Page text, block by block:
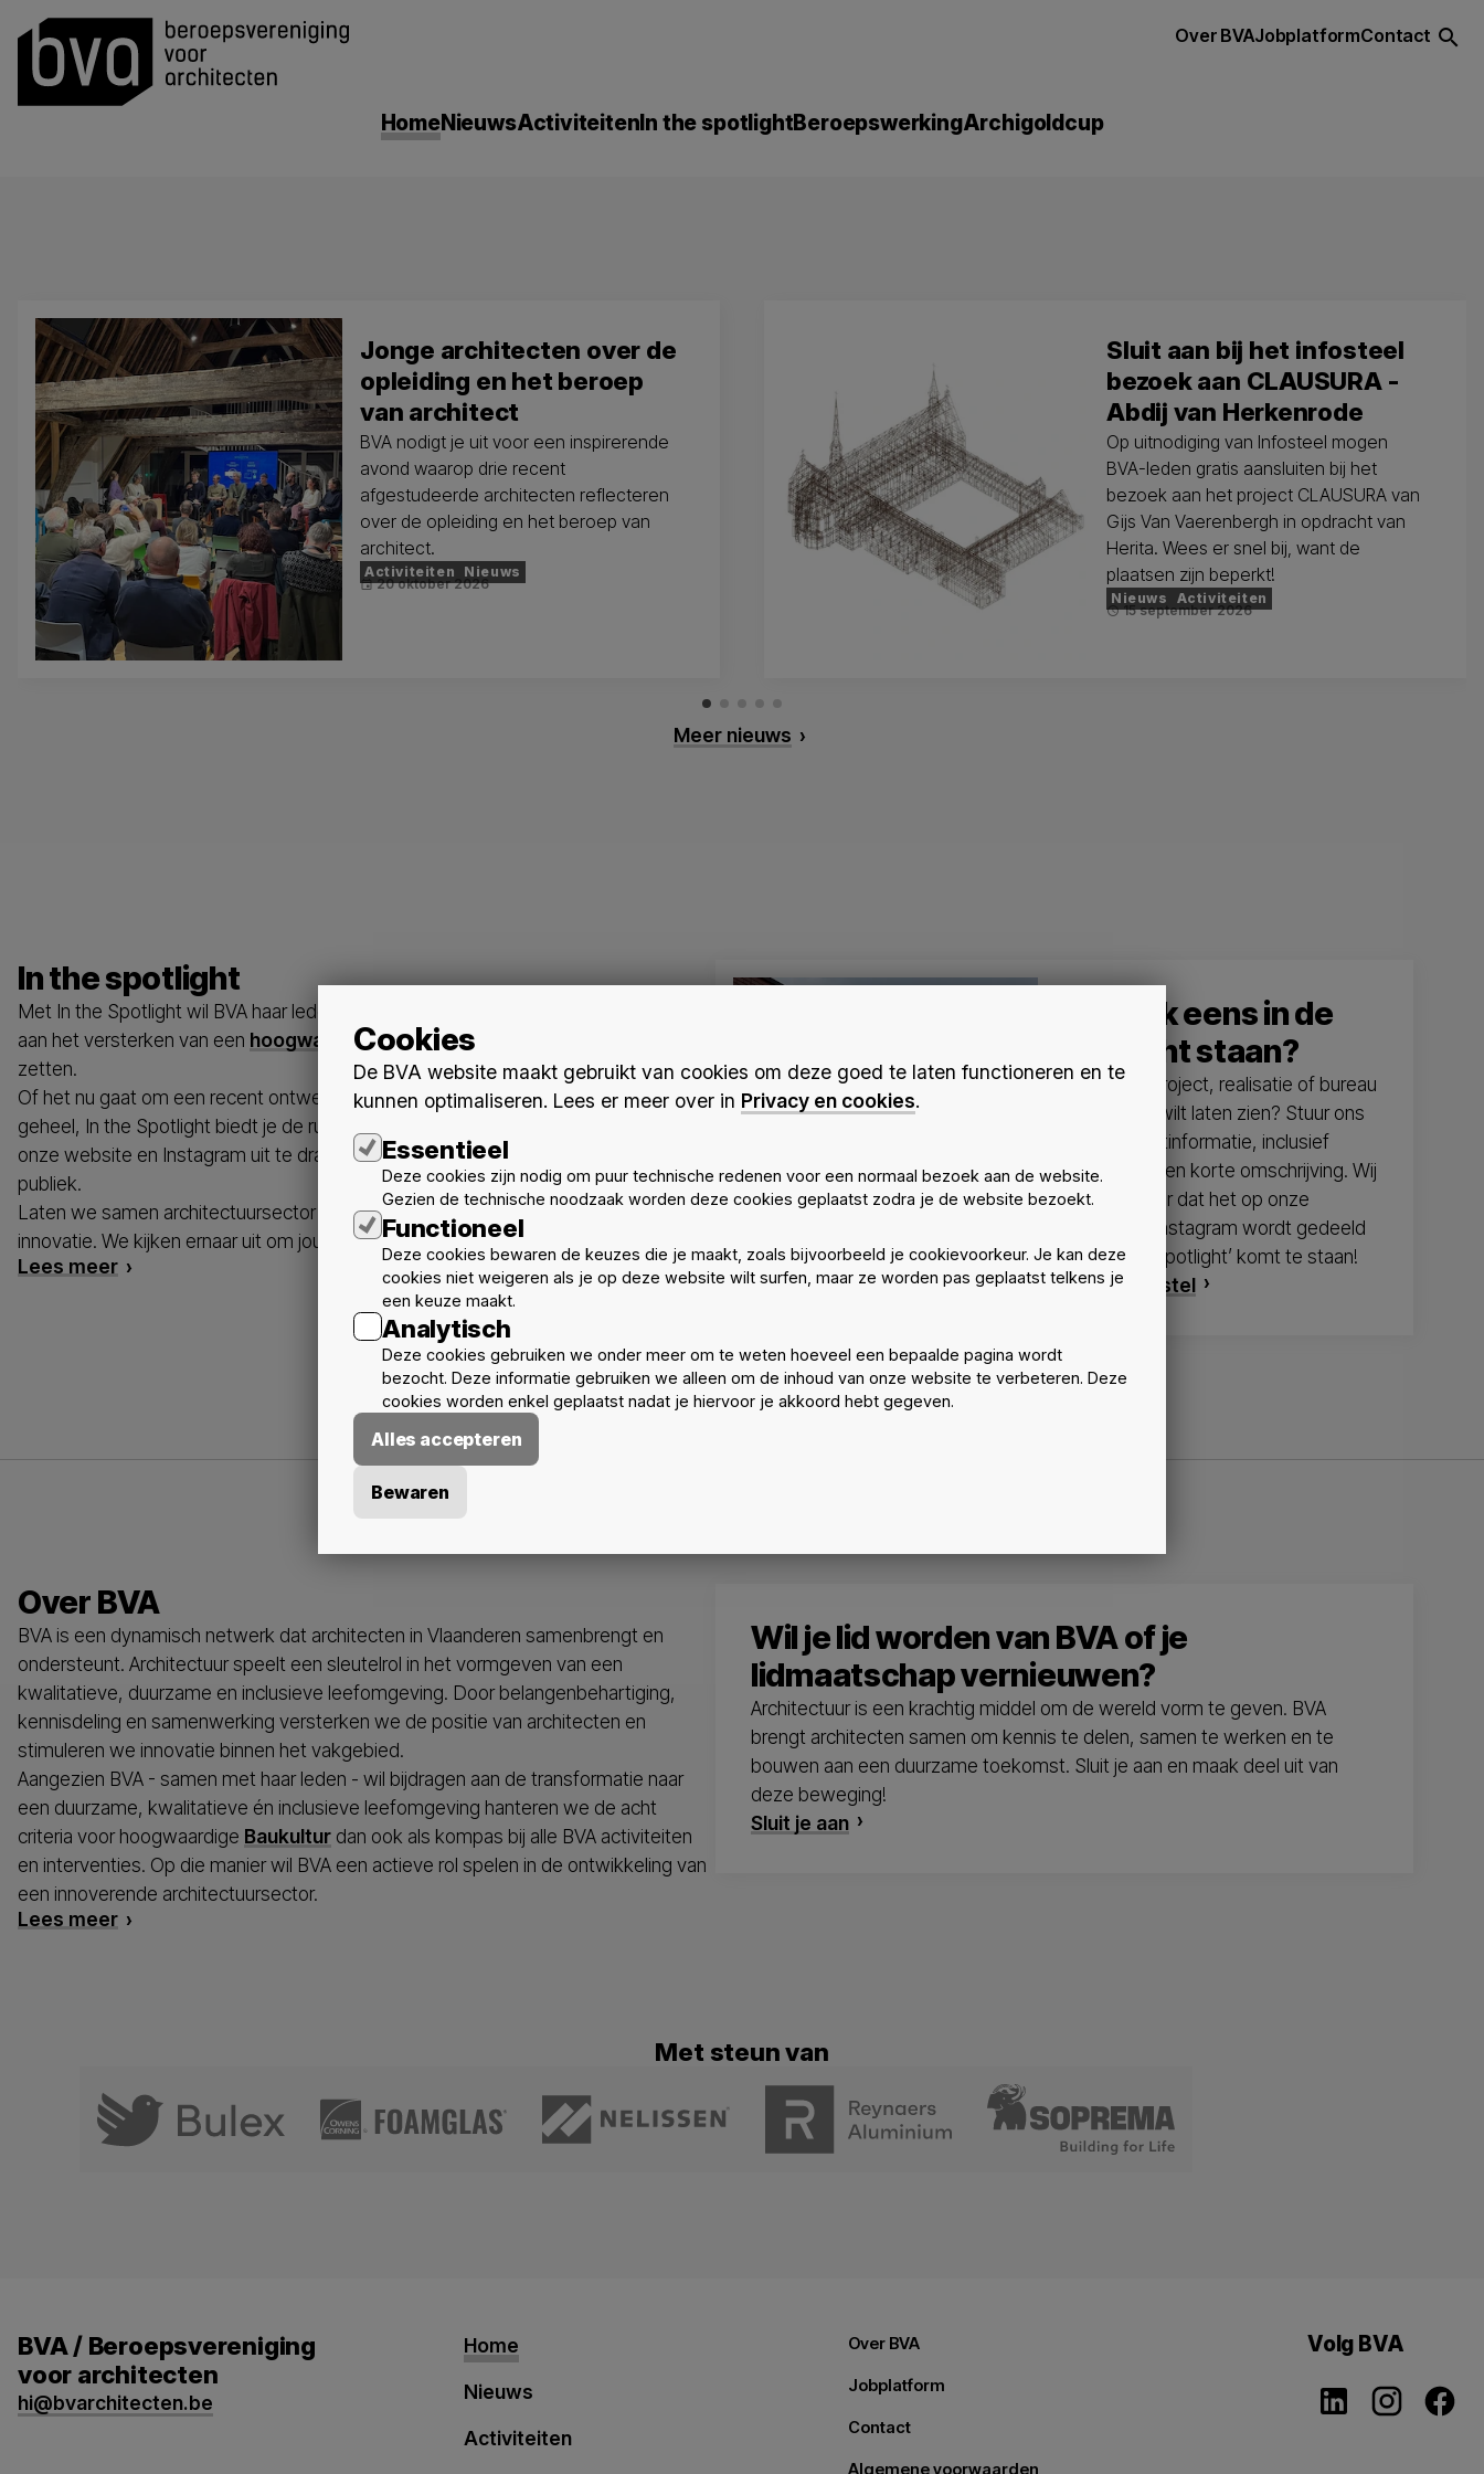
Cookies
De BVA website maakt gebruikt van cookies om deze goed te laten functioneren en te
kunnen optimaliseren. Lees er meer over in Privacy en cookies.
Essentieel
Deze cookies zijn nodig om puur technische redenen voor een normaal bezoek aan de website.
Gezien de technische noodzaak worden deze cookies geplaatst zodra je de website bezoekt.
Functioneel
Deze cookies bewaren de keuzes die je maakt, zoals bijvoorbeeld je cookievoorkeur. Je kan deze
cookies niet weigeren als je op deze website wilt surfen, maar ze worden pas geplaatst telkens je
een keuze maakt.
Analytisch
Deze cookies gebruiken we onder meer om te weten hoeveel een bepaalde pagina wordt
bezocht. Deze informatie gebruiken we alleen om de inhoud van onze website te verbeteren. Deze
cookies worden enkel geplaatst nadat je hiervoor je akkoord hebt gegeven.
Alles accepteren
Bewaren
Over BVAJobplatformContact search
HomeNieuwsActiviteitenIn the spotlightBeroepswerkingArchigoldcup
Jonge architecten over de
opleiding en het beroep
van architect
BVA nodigt je uit voor een inspirerende
avond waarop drie recent
afgestudeerde architecten reflecteren
over de opleiding en het beroep van
architect.
Activiteiten Nieuws
event20 oktober 2026
Sluit aan bij het infosteel
bezoek aan CLAUSURA -
Abdij van Herkenrode
Op uitnodiging van Infosteel mogen
BVA-leden gratis aansluiten bij het
bezoek aan het project CLAUSURA van
Gijs Van Vaerenbergh in opdracht van
Herita. Wees er snel bij, want de
plaatsen zijn beperkt!
Nieuws Activiteiten
schedule15 september 2026
Meer nieuws
In the spotlight
Met In the Spotlight wil BVA haar leden de kans geven om hun werk dat bijdraagt
aan het versterken van een hoogwaardige Baukultur
zetten.
Of het nu gaat om een recent ontwerp, een bijzondere realisatie of je bureau in zijn
geheel, In the Spotlight biedt je de ruimte om jouw werk te presenteren en het via
onze website en Instagram uit te dragen naar zowel vakgenoten als een breder
publiek.
Laten we samen architectuursector versterken met kwaliteit, duurzaamheid en
innovatie. We kijken ernaar uit om jouw werk te ontdekken en te delen!
Lees meer
Zelf ook eens in de
spotlight staan?
Heb je een project, realisatie of bureau
dat je graag wilt laten zien? Stuur ons
dan je projectinformatie, inclusief
beelden en een korte omschrijving. Wij
zorgen ervoor dat het op onze
website en Instagram wordt gedeeld
en zo ‘in de spotlight’ komt te staan!
Doe je voorstel
Over BVA
BVA is een dynamisch netwerk dat architecten in Vlaanderen samenbrengt en
ondersteunt. Architectuur speelt een sleutelrol in het vormgeven van een
kwalitatieve, duurzame en inclusieve leefomgeving. Door belangenbehartiging,
kennisdeling en samenwerking versterken we de positie van architecten en
stimuleren we innovatie binnen het vakgebied.
Aangezien BVA - samen met haar leden - wil bijdragen aan de transformatie naar
een duurzame, kwalitatieve én inclusieve leefomgeving hanteren we de acht
criteria voor hoogwaardige Baukultur dan ook als kompas bij alle BVA activiteiten
en interventies. Op die manier wil BVA een actieve rol spelen in de ontwikkeling van
een innoverende architectuursector.
Lees meer
Wil je lid worden van BVA of je
lidmaatschap vernieuwen?
Architectuur is een krachtig middel om de wereld vorm te geven. BVA
brengt architecten samen om kennis te delen, samen te werken en te
bouwen aan een duurzame toekomst. Sluit je aan en maak deel uit van
deze beweging!
Sluit je aan
Met steun van
BVA / Beroepsvereniging
voor architecten
hi@bvarchitecten.be
Home
Nieuws
Activiteiten
Over BVA
Jobplatform
Contact
Algemene voorwaarden
Volg BVA